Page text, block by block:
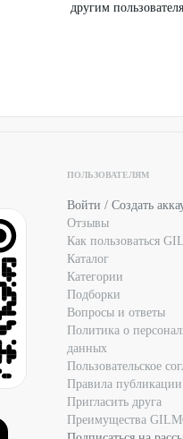
другим
ПОЛЬЗОВАТЕЛЯМ
Войти / Создать
Отзывы
Как пользоваться
Каталог
Категории
Подборки
Вопросы и ответы
Политика о
данных
Пользовательское
Правила
Пригласить друга
Преимущества